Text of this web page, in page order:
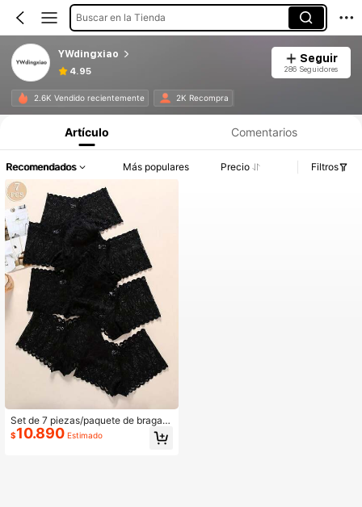
Buscar en la Tienda
YWdingxiao
4.95
Seguir
286 Seguidores
2.6K Vendido recientemente 2K Recompra
Artículo Comentarios
Recomendados Más populares Precio Filtros
Set de 7 piezas/paquete de bragas
de encaje negro sexy para mujer, ro
pa interior íntima elástica y transpir
$10.890 Estimado